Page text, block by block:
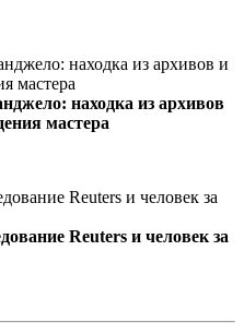
находка из архивов
мастера
Reuters и человек за